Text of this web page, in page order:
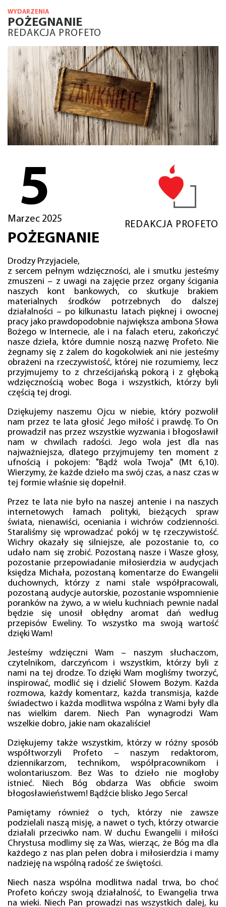
WYDARZENIA
POŻEGNANIE
REDAKCJA PROFETO
5
Marzec 2025
REDAKCJA PROFETO
POŻEGNANIE
Drodzy Przyjaciele,
z sercem pełnym wdzięczności, ale i smutku jesteśmy
zmuszeni – z uwagi na zajęcie przez organy ścigania
naszych kont bankowych, co skutkuje brakiem
materialnych środków potrzebnych do dalszej
działalności – po kilkunastu latach pięknej i owocnej
pracy jako prawdopodobnie największa ambona Słowa
Bożego w Internecie, ale i na falach eteru, zakończyć
nasze dzieła, które dumnie noszą nazwę Profeto. Nie
żegnamy się z żalem do kogokolwiek ani nie jesteśmy
obrażeni na rzeczywistość, której nie rozumiemy, lecz
przyjmujemy to z chrześcijańską pokorą i z głęboką
wdzięcznością wobec Boga i wszystkich, którzy byli
częścią tej drogi.
Dziękujemy naszemu Ojcu w niebie, który pozwolił
nam przez te lata głosić Jego miłość i prawdę. To On
prowadził nas przez wszystkie wyzwania i błogosławił
nam w chwilach radości. Jego wola jest dla nas
najważniejsza, dlatego przyjmujemy ten moment z
ufnością i pokojem: "Bądź wola Twoja" (Mt 6,10).
Wierzymy, że każde dzieło ma swój czas, a nasz czas w
tej formie właśnie się dopełnił.
Przez te lata nie było na naszej antenie i na naszych
internetowych łamach polityki, bieżących spraw
świata, nienawiści, oceniania i wichrów codzienności.
Staraliśmy się wprowadzać pokój w tę rzeczywistość.
Wichry okazały się silniejsze, ale pozostanie to, co
udało nam się zrobić. Pozostaną nasze i Wasze głosy,
pozostanie przepowiadanie miłosierdzia w audycjach
księdza Michała, pozostaną komentarze do Ewangelii
duchownych, którzy z nami stale współpracowali,
pozostaną audycje autorskie, pozostanie wspomnienie
poranków na żywo, a w wielu kuchniach pewnie nadal
będzie się unosił obłędny aromat dań według
przepisów Eweliny. To wszystko ma swoją wartość
dzięki Wam!
Jesteśmy wdzięczni Wam – naszym słuchaczom,
czytelnikom, darczyńcom i wszystkim, którzy byli z
nami na tej drodze. To dzięki Wam mogliśmy tworzyć,
inspirować, modlić się i dzielić Słowem Bożym. Każda
rozmowa, każdy komentarz, każda transmisja, każde
świadectwo i każda modlitwa wspólna z Wami były dla
nas wielkim darem. Niech Pan wynagrodzi Wam
wszelkie dobro, jakie nam okazaliście!
Dziękujemy także wszystkim, którzy w różny sposób
współtworzyli Profeto – naszym redaktorom,
dziennikarzom, technikom, współpracownikom i
wolontariuszom. Bez Was to dzieło nie mogłoby
istnieć. Niech Bóg obdarza Was obficie swoim
błogosławieństwem! Bądźcie blisko Jego Serca!
Pamiętamy również o tych, którzy nie zawsze
podzielali naszą misję, a nawet o tych, którzy otwarcie
działali przeciwko nam. W duchu Ewangelii i miłości
Chrystusa modlimy się za Was, wierząc, że Bóg ma dla
każdego z nas plan pełen dobra i miłosierdzia i mamy
nadzieję na wspólną radość ze świętości.
Niech nasza wspólna modlitwa nadal trwa, bo choć
Profeto kończy swoją działalność, to Ewangelia trwa
na wieki. Niech Pan prowadzi nas wszystkich dalej, ku